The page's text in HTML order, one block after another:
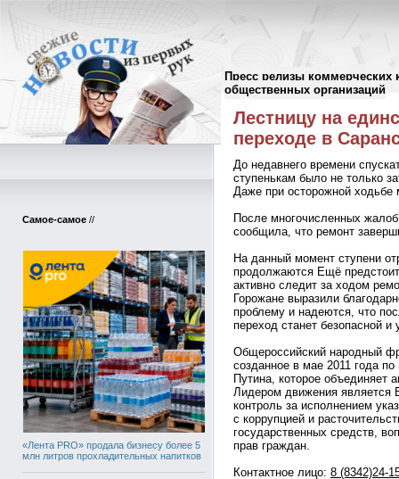
Пресс релизы коммерческих
общественных организаций
Самое-самое //
«Лента PRO» продала бизнесу более 5
млн литров прохладительных напитков
Пресс-релизы//
Лестницу на
переходе в
До недавнего времени
ступенькам было не только
Даже при осторожной
После многочисленных
сообщила, что ремонт
На данный момент ступени
продолжаются Ещё
активно следит за ходом
Горожане выразили
проблему и надеются, что
переход станет безопасной
Общероссийский народный
созданное в мае 2011 года
Путина, которое объединяет
Лидером движения
контроль за исполнением
с коррупцией и
государственных средств,
прав граждан.
Контактное лицо: 8 (8342)24-